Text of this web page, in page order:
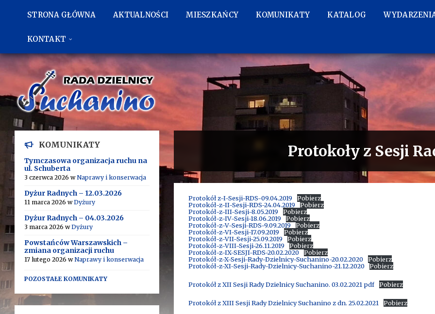
bocznego
STRONA GŁÓWNA AKTUALNOŚCI MIESZKAŃCY KOMUNIKATY KATALOG
KONTAKT
Protokoły z Sesji
Protokół z-I-Sesji-RDS-09.04.2019
Pobierz
Protokół-z-II-Sesji-RDS-24.04.2019
Pobierz
Protokół-z-III-Sesji-8.05.2019
Pobierz
Protokół-z-IV-Sesji-18.06.2019
Pobierz
Protokół-z-V-Sesji-RDS-9.09.2019
Pobierz
Protokół-z-VI-Sesji-17.09.2019
Pobierz
Protokół-z-VII-Sesji-25.09.2019
Pobierz
Protokół-z-VIII-Sesji-26.11.2019
Pobierz
Protokół-z-IX-SESJI-RDS-20.02.2020
Pobierz
Protokół-z-X-Sesji-Rady-Dzielnicy-Suchanino-20.02.2020
Pobierz
Protokół-z-XI-Sesji-Rady-Dzielnicy-Suchanino-21.12.2020
Pobierz
Protokół z XII Sesji Rady Dzielnicy Suchanino. 03.02.2021 pdf Pobierz
Protokół z XIII Sesji Rady Dzielnicy Suchanino z dn. 25.02.2021 Pobierz
KOMUNIKATY
Tymczasowa organizacja ruchu na
ul. Schuberta
3 czerwca 2026 wNaprawy i konserwacja
Dyżur Radnych – 12.03.2026
11 marca 2026 wDyżury
Dyżur Radnych – 04.03.2026
3 marca 2026 wDyżury
Powstańców Warszawskich –
zmiana organizacji ruchu
17 lutego 2026 wNaprawy i konserwacja
POZOSTAŁE KOMUNIKATY